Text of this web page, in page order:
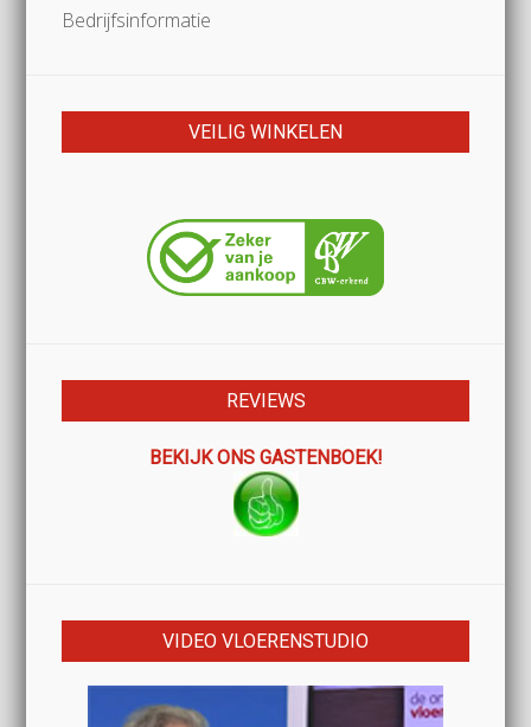
Bedrijfsinformatie
VEILIG WINKELEN
REVIEWS
BEKIJK ONS GASTENBOEK!
VIDEO VLOERENSTUDIO